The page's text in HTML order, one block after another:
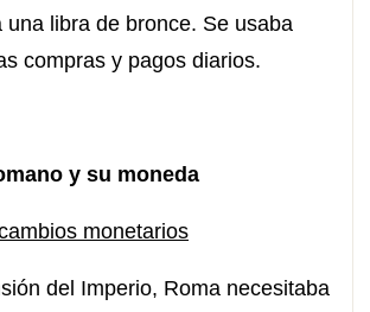
una libra de bronce. Se usaba
compras y pagos diarios.
y su moneda
monetarios
del Imperio, Roma necesitaba